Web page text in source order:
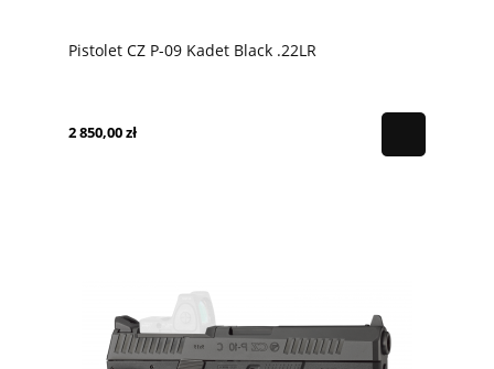
Pistolet CZ P-09 Kadet Black .22LR
2 850,00 zł